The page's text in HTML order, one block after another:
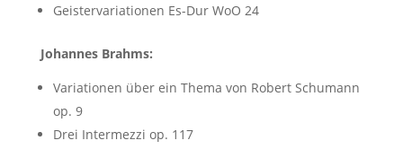
Geistervariationen Es-Dur WoO 24
Johannes Brahms:
Variationen über ein Thema von Robert Schumann
op. 9
Drei Intermezzi op. 117